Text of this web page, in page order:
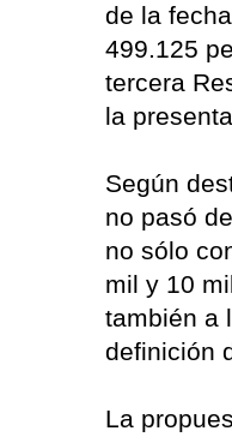
de la
499.125
tercera
la
Según
no pasó
no sólo
mil y 10
también a
definición
La